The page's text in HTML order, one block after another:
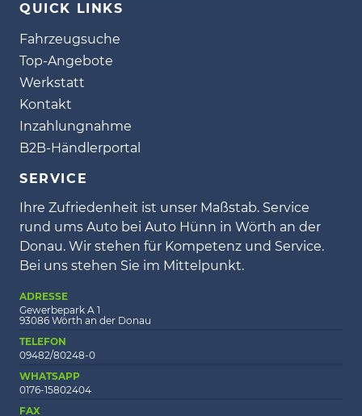
QUICK LINKS
Fahrzeugsuche
Top-Angebote
Werkstatt
Kontakt
Inzahlungnahme
B2B-Händlerportal
SERVICE
Ihre Zufriedenheit ist unser Maßstab. Service
rund ums Auto bei Auto Hünn in Wörth an der
Donau. Wir stehen für Kompetenz und Service.
Bei uns stehen Sie im Mittelpunkt.
ADRESSE
Gewerbepark A 1
93086 Wörth an der Donau
TELEFON
09482/80248-0
WHATSAPP
0176-15802404
FAX